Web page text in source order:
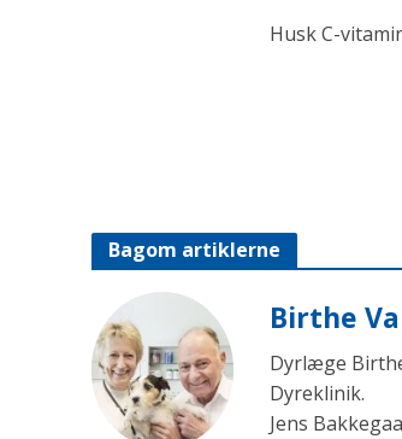
Husk C-
Bagom artiklerne
Birthe
Dyrlæge
Dyreklinik.
Jens